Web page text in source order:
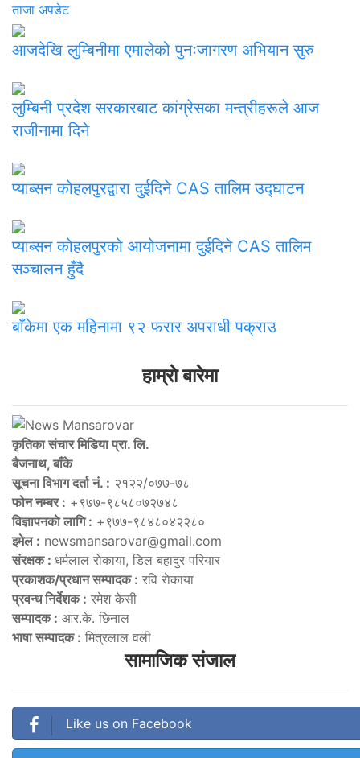
ताजा अपडेट
आजदेखि लुम्बिनीमा एमालेको पुनःजागरण अभियान सुरु
लुम्बिनी प्रदेश सरकारबाट कांग्रेसका मन्त्रीहरूले आज
राजीनामा दिने
प्याब्सन कोहलपुरद्वारा दुईदिने CAS तालिम उद्घाटन
प्याब्सन कोहलपुरको आयोजनामा दुईदिने CAS तालिम
सञ्चालन हुँदै
बाँकेमा एक महिनामा ९२ फरार अपराधी पक्राउ
हाम्राे बारेमा
कृतिका संचार मिडिया प्रा. लि.
बैजनाथ, बाँके
सूचना विभाग दर्ता नं. : २१२२/०७७-७८
फोन नम्बर : +९७७-९८५८०७२७४८
विज्ञापनकाे लागि : +९७७-९८४८०४२२८०
इमेल : newsmansarovar@gmail.com
संरक्षक : धर्मलाल राेकाया, डिल बहादुर परियार
प्रकाशक/प्रधान सम्पादक : रवि राेकाया
प्रवन्ध निर्देशक : रमेश केसी
सम्पादक : आर.के. छिनाल
भाषा सम्पादक : मित्रलाल वली
सामाजिक संजाल
Like us on Facebook